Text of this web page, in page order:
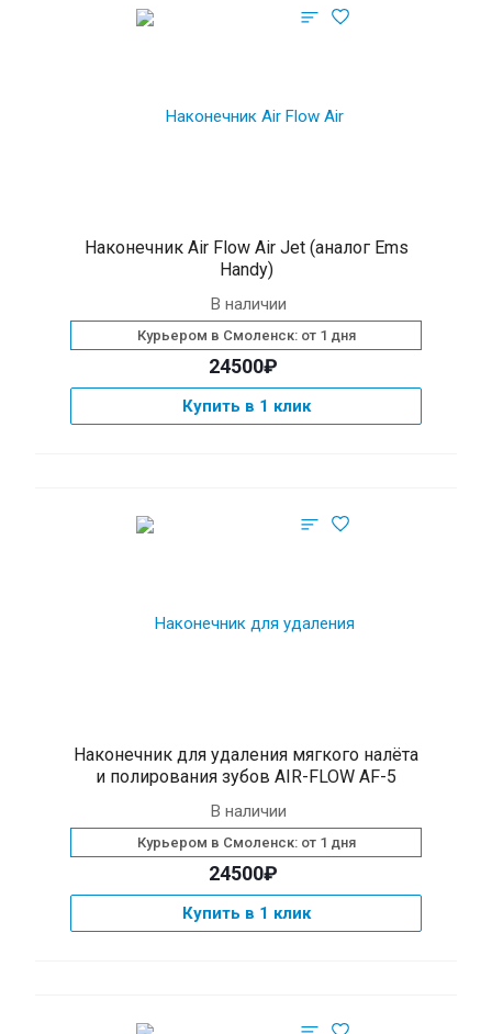
Наконечник Air Flow Air Jet (аналог Ems
Handy)
В наличии
Курьером в Смоленск: от 1 дня
24500₽
Купить в 1 клик
Наконечник для удаления мягкого налёта
и полирования зубов AIR-FLOW AF-5
В наличии
Курьером в Смоленск: от 1 дня
24500₽
Купить в 1 клик